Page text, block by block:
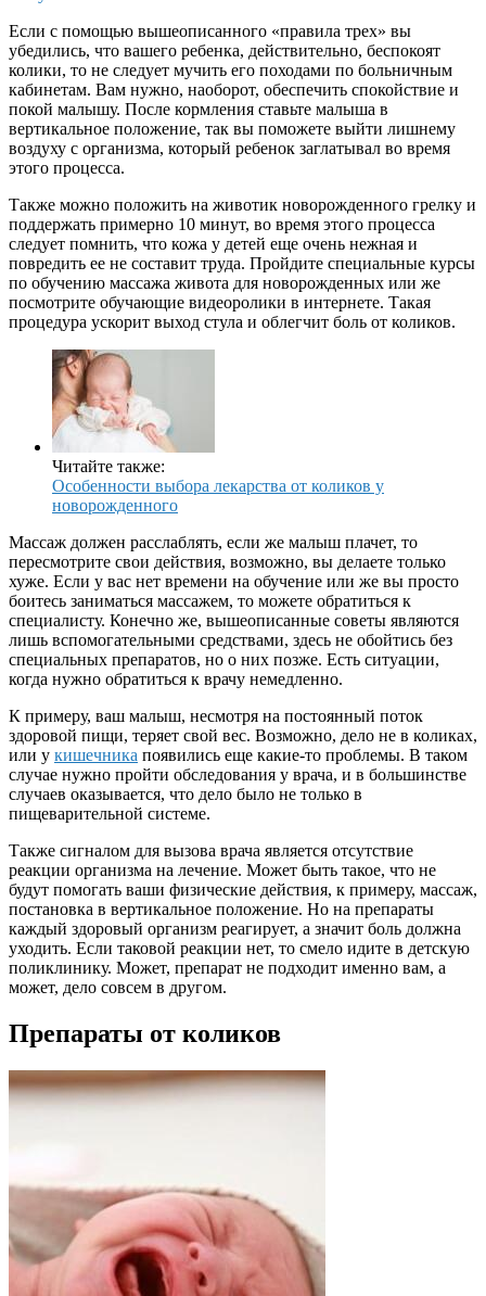
Если с помощью вышеописанного «правила трех» вы
убедились, что вашего ребенка, действительно, беспокоят
колики, то не следует мучить его походами по больничным
кабинетам. Вам нужно, наоборот, обеспечить спокойствие и
покой малышу. После кормления ставьте малыша в
вертикальное положение, так вы поможете выйти лишнему
воздуху с организма, который ребенок заглатывал во время
этого процесса.
Также можно положить на животик новорожденного грелку и
поддержать примерно 10 минут, во время этого процесса
следует помнить, что кожа у детей еще очень нежная и
повредить ее не составит труда. Пройдите специальные курсы
по обучению массажа живота для новорожденных или же
посмотрите обучающие видеоролики в интернете. Такая
процедура ускорит выход стула и облегчит боль от коликов.
Читайте также:
Особенности выбора лекарства от коликов у
новорожденного
Массаж должен расслаблять, если же малыш плачет, то
пересмотрите свои действия, возможно, вы делаете только
хуже. Если у вас нет времени на обучение или же вы просто
боитесь заниматься массажем, то можете обратиться к
специалисту. Конечно же, вышеописанные советы являются
лишь вспомогательными средствами, здесь не обойтись без
специальных препаратов, но о них позже. Есть ситуации,
когда нужно обратиться к врачу немедленно.
К примеру, ваш малыш, несмотря на постоянный поток
здоровой пищи, теряет свой вес. Возможно, дело не в коликах,
или у кишечника появились еще какие-то проблемы. В таком
случае нужно пройти обследования у врача, и в большинстве
случаев оказывается, что дело было не только в
пищеварительной системе.
Также сигналом для вызова врача является отсутствие
реакции организма на лечение. Может быть такое, что не
будут помогать ваши физические действия, к примеру, массаж,
постановка в вертикальное положение. Но на препараты
каждый здоровый организм реагирует, а значит боль должна
уходить. Если таковой реакции нет, то смело идите в детскую
поликлинику. Может, препарат не подходит именно вам, а
может, дело совсем в другом.
Препараты от коликов